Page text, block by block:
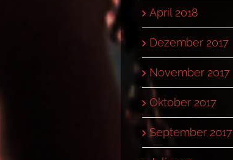
April 2018
Dezember 2017
November 2017
Oktober 2017
September 2017